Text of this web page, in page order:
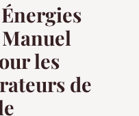
les
de